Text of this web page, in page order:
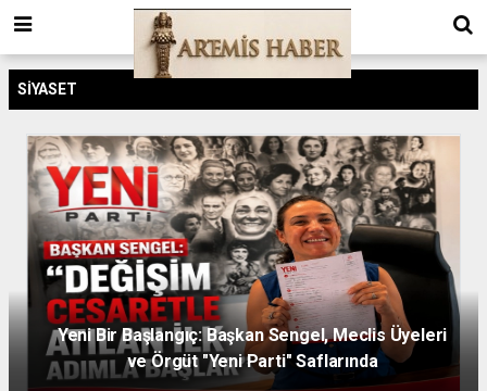
SIYASET
Yeni Bir Başlangıç: Başkan Sengel, Meclis Üyeleri
ve Örgüt "Yeni Parti" Saflarında